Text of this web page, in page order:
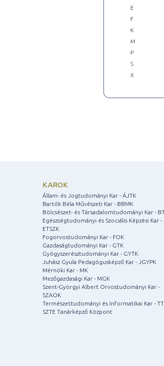
E
F
K
M
P
S
X
KAROK
Állam- és Jogtudományi Kar - ÁJTK
Bartók Béla Művészeti Kar - BBMK
Bölcsészet- és Társadalomtudományi Kar -
Egészségtudományi és Szociális Képzési Kar -
ETSZK
Fogorvostudományi Kar - FOK
Gazdaságtudományi Kar - GTK
Gyógyszerésztudományi Kar - GYTK
Juhász Gyula Pedagógusképző Kar - JGYPK
Mérnöki Kar - MK
Mezőgazdasági Kar - MGK
Szent-Györgyi Albert Orvostudományi Kar -
SZAOK
Természettudományi és Informatikai Kar -
SZTE Tanárképző Központ